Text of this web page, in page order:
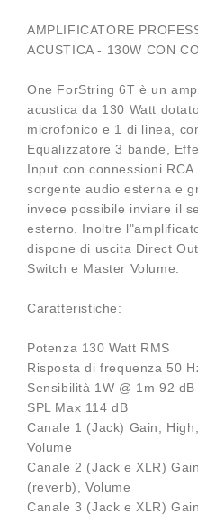
AMPLIFICATORE
ACUSTICA - 130W CON
One ForString 6T è un
acustica da 130 Watt
microfonico e 1 di linea,
Equalizzatore 3 bande,
Input con connessioni
sorgente audio esterna e
invece possibile inviare il
esterno. Inoltre
dispone di uscita Direct
Switch e Master Volume.
Caratteristiche:
Potenza 130 Watt RMS
Risposta di frequenza 50
Sensibilità 1W @ 1m 92 dB
SPL Max 114 dB
Canale 1 (Jack) Gain,
Volume
Canale 2 (Jack e XLR)
(reverb), Volume
Canale 3 (Jack e XLR)